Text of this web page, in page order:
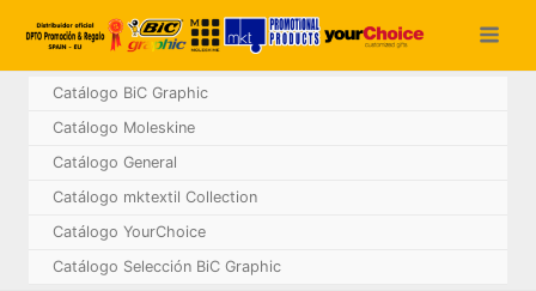
Catálogo BiC Graphic
Catálogo Moleskine
Catálogo General
Catálogo mktextil Collection
Catálogo YourChoice
Catálogo Selección BiC Graphic